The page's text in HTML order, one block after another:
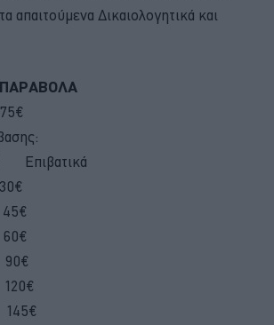
απαιτούμενα Δικαιολογητικά και
Επιβατικά